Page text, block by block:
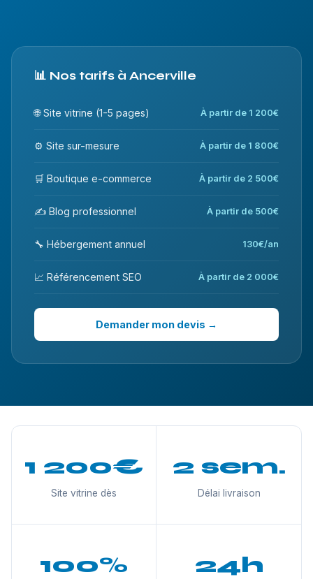
📊 Nos tarifs à Ancerville
🌐 Site vitrine (1-5 pages) À partir de 1 200€
⚙️ Site sur-mesure À partir de 1 800€
🛒 Boutique e-commerce À partir de 2 500€
✍️ Blog professionnel À partir de 500€
🔧 Hébergement annuel 130€/an
📈 Référencement SEO À partir de 2 000€
Demander mon devis →
1 200€
Site vitrine dès
2 sem.
Délai livraison
100% 24h